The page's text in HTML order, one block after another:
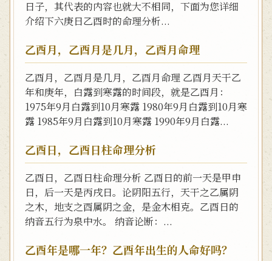
日子，其代表的内容也就大不相同，下面为您详细
介绍下六庚日乙酉时的命理分析...
乙酉月，乙酉月是几月，乙酉月命理
乙酉月，乙酉月是几月，乙酉月命理 乙酉月天干乙
年和庚年，白露到寒露的时间段，就是乙酉月：
1975年9月白露到10月寒露 1980年9月白露到10月寒
露 1985年9月白露到10月寒露 1990年9月白露...
乙酉日，乙酉日柱命理分析
乙酉日，乙酉日柱命理分析 乙酉日的前一天是甲申
日，后一天是丙戌日。论阴阳五行，天干之乙属阴
之木，地支之酉属阴之金，是金木相克。乙酉日的
纳音五行为泉中水。 纳音论断：...
乙酉年是哪一年？乙酉年出生的人命好吗？